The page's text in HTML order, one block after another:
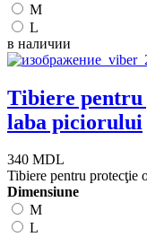
M
L
в наличии
Tibiere pentru
laba piciorului
340 MDL
Tibiere pentru protecţie
Dimensiune
M
L